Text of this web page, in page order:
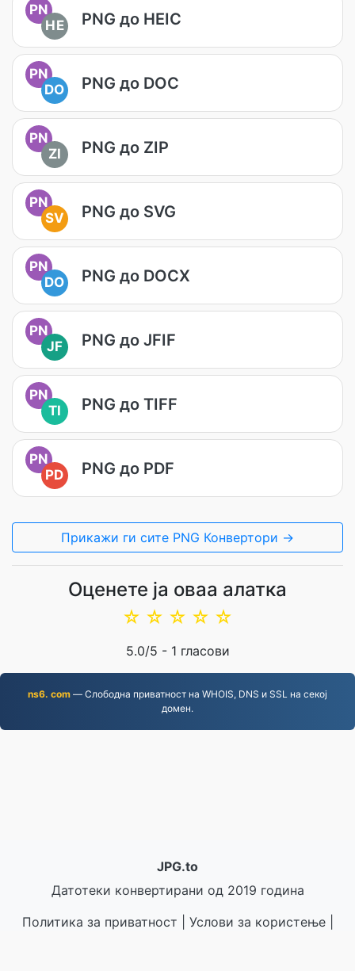
PN
HE
PNG до HEIC
PN
DO
PNG до DOC
PN
ZI
PNG до ZIP
PN
SV
PNG до SVG
PN
DO
PNG до DOCX
PN
JF
PNG до JFIF
PN
TI
PNG до TIFF
PN
PD
PNG до PDF
Прикажи ги сите PNG Конвертори →
Оценете ја оваа алатка
☆
☆
☆
☆
☆
5.0/5 - 1 гласови
ns6. com — Слободна приватност на WHOIS, DNS и SSL на секој
домен.
JPG.to
Датотеки конвертирани од 2019 година
Политика за приватност
Услови за користење|